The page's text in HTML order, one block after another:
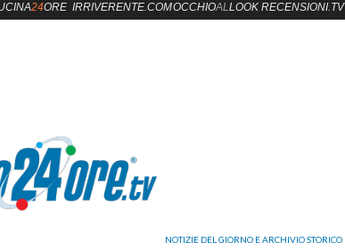
24ORE IRRIVERENTE.COMOCCHIOALLOOK RECENSIONI.TV